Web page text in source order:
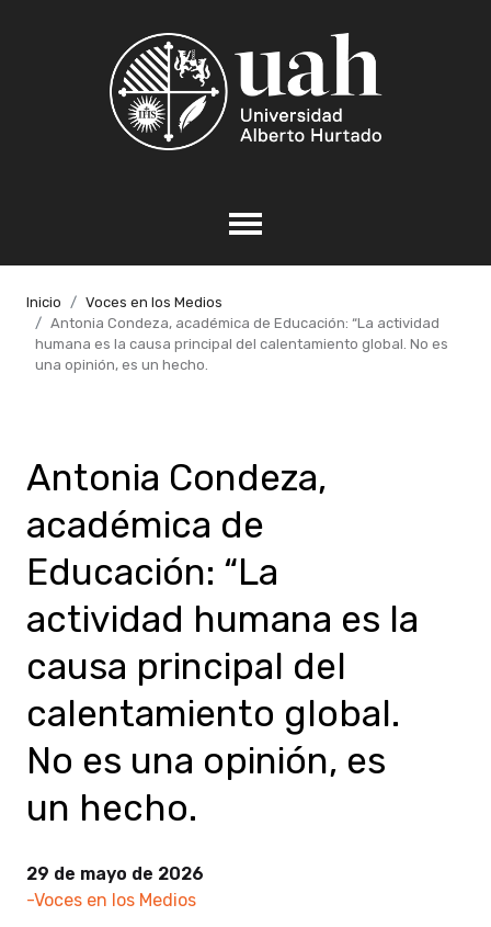
Inicio
Voces en los Medios
Antonia Condeza, académica de Educación: “La actividad
humana es la causa principal del calentamiento global. No es
una opinión, es un hecho.
Antonia Condeza,
académica de
Educación: “La
actividad humana es la
causa principal del
calentamiento global.
No es una opinión, es
un hecho.
29 de mayo de 2026
-Voces en los Medios